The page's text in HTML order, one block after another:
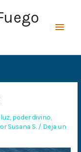
luz poder divino
Susana S. / Deja un